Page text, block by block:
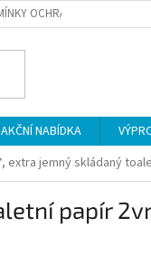
OCHRANY OSOBNÍCH
AKČNÍ NABÍDKA
extra jemný skládaný
papír